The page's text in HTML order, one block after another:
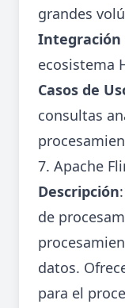
grandes
Integración
ecosistema
Casos de
consultas
7. Apache
Descripción
de
datos.
para el